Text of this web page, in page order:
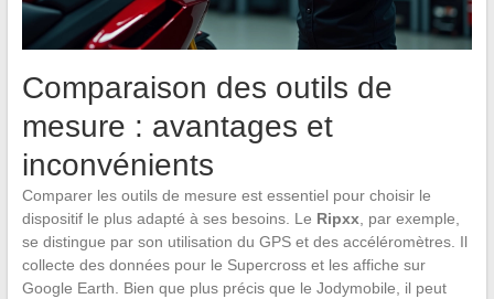
Comparaison des outils de
mesure : avantages et
inconvénients
Comparer les outils de mesure est essentiel pour choisir le
dispositif le plus adapté à ses besoins. Le Ripxx, par exemple,
se distingue par son utilisation du GPS et des accéléromètres. Il
collecte des données pour le Supercross et les affiche sur
Google Earth. Bien que plus précis que le Jodymobile, il peut